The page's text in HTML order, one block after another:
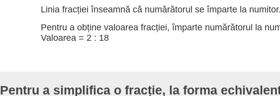
Linia fracției înseamnă că numărătorul se împarte la
Pentru a obține valoarea fracției, împarte numărătorul la
Valoarea = 2 : 18
Pentru a simplifica o fracție, la forma